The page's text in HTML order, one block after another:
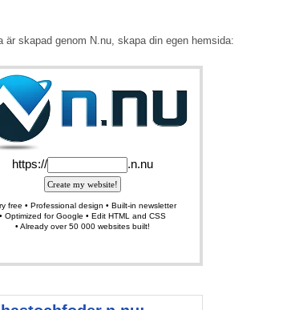
är skapad genom N.nu, skapa din egen hemsida: